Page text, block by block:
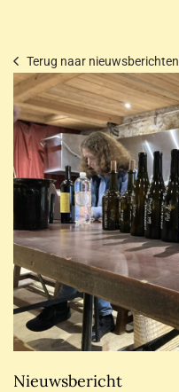
Terug naar nieuwsberichten
Nieuwsbericht